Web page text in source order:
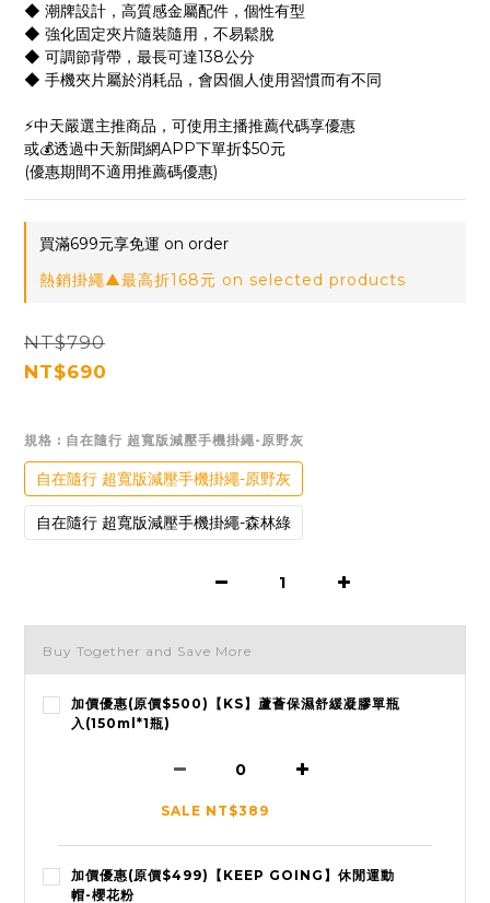
◆ 潮牌設計，高質感金屬配件，個性有型
◆ 強化固定夾片隨裝隨用，不易鬆脫
◆ 可調節背帶，最長可達138公分
◆ 手機夾片屬於消耗品，會因個人使用習慣而有不同
⚡中天嚴選主推商品，可使用主播推薦代碼享優惠
或💰透過中天新聞網APP下單折$50元
(優惠期間不適用推薦碼優惠)
買滿699元享免運 on order
熱銷掛繩▲最高折168元 on selected products
NT$790
NT$690
規格 : 自在隨行 超寬版減壓手機掛繩-原野灰
自在隨行 超寬版減壓手機掛繩-原野灰
自在隨行 超寬版減壓手機掛繩-森林綠
Buy Together and Save More
加價優惠(原價$500)【KS】蘆薈保濕舒緩凝膠單瓶
入(150ml*1瓶)
SALE NT$389
加價優惠(原價$499)【KEEP GOING】休閒運動
帽-櫻花粉